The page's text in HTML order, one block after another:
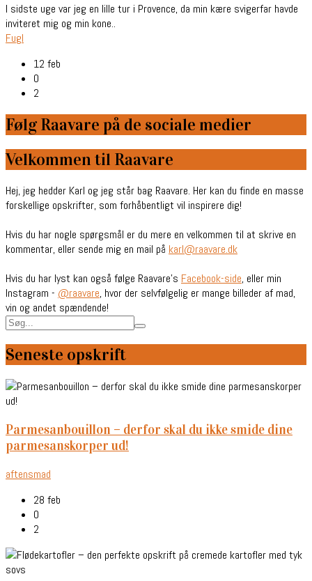
I sidste uge var jeg en lille tur i Provence, da min kære svigerfar havde
inviteret mig og min kone..
Fugl
12 feb
0
2
Følg Raavare på de sociale medier
Velkommen til Raavare
Hej, jeg hedder Karl og jeg står bag Raavare. Her kan du finde en masse
forskellige opskrifter, som forhåbentligt vil inspirere dig!
Hvis du har nogle spørgsmål er du mere en velkommen til at skrive en
kommentar, eller sende mig en mail på karl@raavare.dk
Hvis du har lyst kan også følge Raavare’s Facebook-side, eller min
Instagram - @raavare, hvor der selvfølgelig er mange billeder af mad,
vin og andet spændende!
Seneste opskrift
parmesanbouillon – derfor skal du ikke smide dine
parmesanskorper ud!
aftensmad
28 feb
0
2